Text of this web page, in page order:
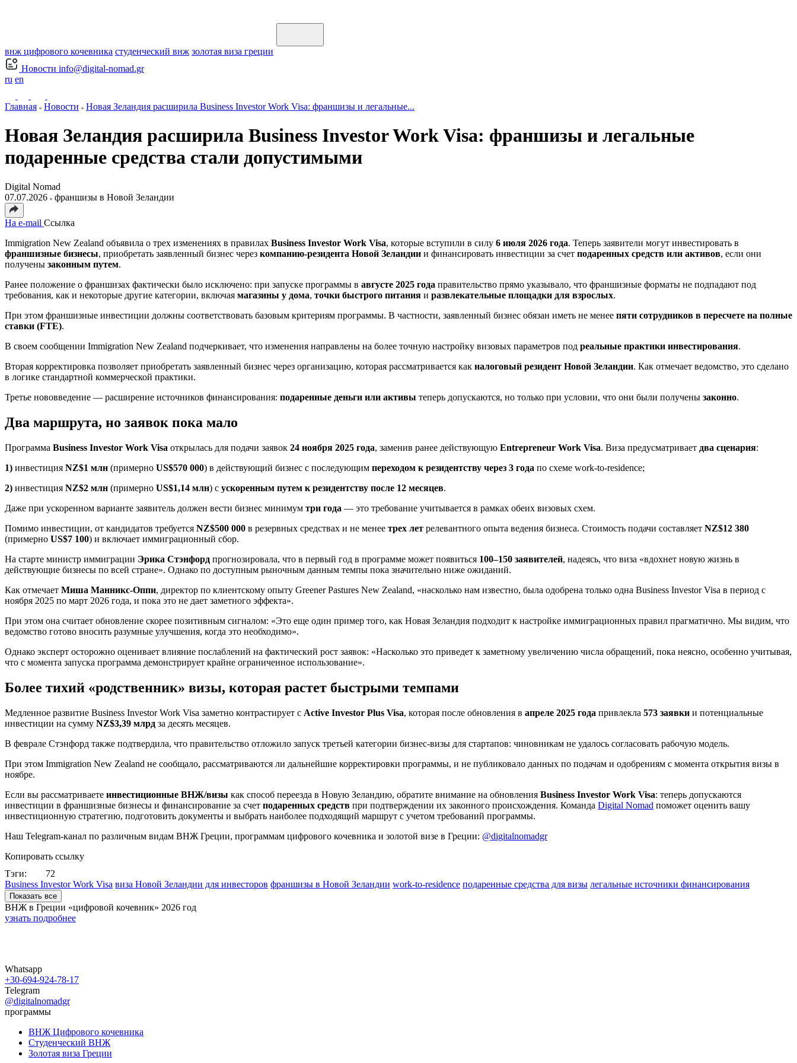
внж цифрового кочевника студенческий внж золотая виза греции
Новости info@digital-nomad.gr
ru en
Главная Новости Новая Зеландия расширила Business Investor Work Visa: франшизы и легальные...
Новая Зеландия расширила Business Investor Work Visa: франшизы и легальные
подаренные средства стали допустимыми
Digital Nomad
07.07.2026
франшизы в Новой Зеландии
На e-mail Ссылка
Immigration New Zealand объявила о трех изменениях в правилах Business Investor Work Visa, которые вступили в силу 6 июля 2026 года. Теперь заявители могут инвестировать в
франшизные бизнесы, приобретать заявленный бизнес через компанию-резидента Новой Зеландии и финансировать инвестиции за счет подаренных средств или активов, если они
получены законным путем.
Ранее положение о франшизах фактически было исключено: при запуске программы в августе 2025 года правительство прямо указывало, что франшизные форматы не подпадают под
требования, как и некоторые другие категории, включая магазины у дома, точки быстрого питания и развлекательные площадки для взрослых.
При этом франшизные инвестиции должны соответствовать базовым критериям программы. В частности, заявленный бизнес обязан иметь не менее пяти сотрудников в пересчете на полные
ставки (FTE).
В своем сообщении Immigration New Zealand подчеркивает, что изменения направлены на более точную настройку визовых параметров под реальные практики инвестирования.
Вторая корректировка позволяет приобретать заявленный бизнес через организацию, которая рассматривается как налоговый резидент Новой Зеландии. Как отмечает ведомство, это сделано
в логике стандартной коммерческой практики.
Третье нововведение — расширение источников финансирования: подаренные деньги или активы теперь допускаются, но только при условии, что они были получены законно.
Два маршрута, но заявок пока мало
Программа Business Investor Work Visa открылась для подачи заявок 24 ноября 2025 года, заменив ранее действующую Entrepreneur Work Visa. Виза предусматривает два сценария:
1) инвестиция NZ$1 млн (примерно US$570 000) в действующий бизнес с последующим переходом к резидентству через 3 года по схеме work-to-residence;
2) инвестиция NZ$2 млн (примерно US$1,14 млн) с ускоренным путем к резидентству после 12 месяцев.
Даже при ускоренном варианте заявитель должен вести бизнес минимум три года — это требование учитывается в рамках обеих визовых схем.
Помимо инвестиции, от кандидатов требуется NZ$500 000 в резервных средствах и не менее трех лет релевантного опыта ведения бизнеса. Стоимость подачи составляет NZ$12 380
(примерно US$7 100) и включает иммиграционный сбор.
На старте министр иммиграции Эрика Стэнфорд прогнозировала, что в первый год в программе может появиться 100–150 заявителей, надеясь, что виза «вдохнет новую жизнь в
действующие бизнесы по всей стране». Однако по доступным рыночным данным темпы пока значительно ниже ожиданий.
Как отмечает Миша Манникс-Оппи, директор по клиентскому опыту Greener Pastures New Zealand, «насколько нам известно, была одобрена только одна Business Investor Visa в период с
ноября 2025 по март 2026 года, и пока это не дает заметного эффекта».
При этом она считает обновление скорее позитивным сигналом: «Это еще один пример того, как Новая Зеландия подходит к настройке иммиграционных правил прагматично. Мы видим, что
ведомство готово вносить разумные улучшения, когда это необходимо».
Однако эксперт осторожно оценивает влияние послаблений на фактический рост заявок: «Насколько это приведет к заметному увеличению числа обращений, пока неясно, особенно учитывая,
что с момента запуска программа демонстрирует крайне ограниченное использование».
Более тихий «родственник» визы, которая растет быстрыми темпами
Медленное развитие Business Investor Work Visa заметно контрастирует с Active Investor Plus Visa, которая после обновления в апреле 2025 года привлекла 573 заявки и потенциальные
инвестиции на сумму NZ$3,39 млрд за десять месяцев.
В феврале Стэнфорд также подтвердила, что правительство отложило запуск третьей категории бизнес-визы для стартапов: чиновникам не удалось согласовать рабочую модель.
При этом Immigration New Zealand не сообщало, рассматриваются ли дальнейшие корректировки программы, и не публиковало данных по подачам и одобрениям с момента открытия визы в
ноябре.
Если вы рассматриваете инвестиционные ВНЖ/визы как способ переезда в Новую Зеландию, обратите внимание на обновления Business Investor Work Visa: теперь допускаются
инвестиции в франшизные бизнесы и финансирование за счет подаренных средств при подтверждении их законного происхождения. Команда Digital Nomad поможет оценить вашу
инвестиционную стратегию, подготовить документы и выбрать наиболее подходящий маршрут с учетом требований программы.
Наш Telegram-канал по различным видам ВНЖ Греции, программам цифрового кочевника и золотой визе в Греции: @digitalnomadgr
Копировать ссылку
Тэги:
72
Business Investor Work Visa виза Новой Зеландии для инвесторов франшизы в Новой Зеландии work-to-residence подаренные средства для визы легальные источники финансирования
Показать все
ВНЖ в Греции «цифровой кочевник» 2026 год
узнать подробнее
Whatsapp
+30-694-924-78-17
Telegram
@digitalnomadgr
программы
ВНЖ Цифрового кочевника
Студенческий ВНЖ
Золотая виза Греции